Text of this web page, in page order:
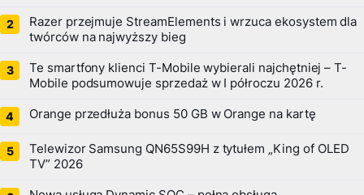
Razer przejmuje StreamElements i wrzuca ekosystem dla
twórców na najwyższy bieg
Te smartfony klienci T-Mobile wybierali najchętniej – T-
Mobile podsumowuje sprzedaż w I półroczu 2026 r.
Orange przedłuża bonus 50 GB w Orange na kartę
Telewizor Samsung QN65S99H z tytułem „King of OLED
TV” 2026